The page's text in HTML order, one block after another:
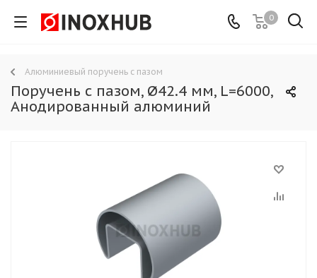
0
Алюминиевый поручень с пазом
Поручень с пазом, Ø42.4 мм, L=6000,
Анодированный алюминий